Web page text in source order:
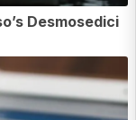
Desmosedici